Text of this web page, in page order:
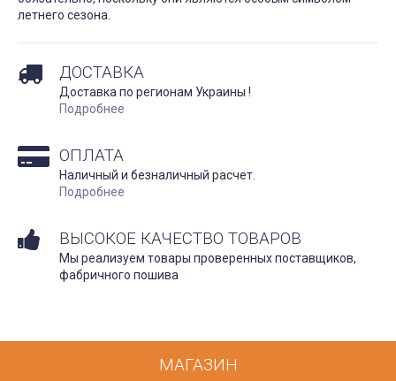
летнего сезона.
ДОСТАВКА
Доставка по регионам Украины !
Подробнее
ОПЛАТА
Наличный и безналичный расчет.
Подробнее
ВЫСОКОЕ КАЧЕСТВО ТОВАРОВ
Мы реализуем товары проверенных поставщиков,
фабричного пошива
МАГАЗИН